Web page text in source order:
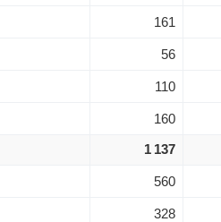
161
56
110
160
1 137
560
328